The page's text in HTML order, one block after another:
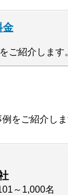
金
ご紹介します
をご紹介しま
～1,000名